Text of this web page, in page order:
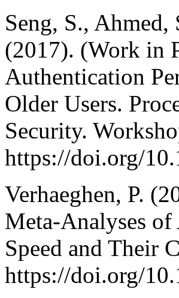
Seng, S.,
(2017). (Work in
Authentication
Older Users.
Security.
https://doi.org/
Verhaeghen, P.
Meta-Analyses of
Speed and Their
https://doi.org/